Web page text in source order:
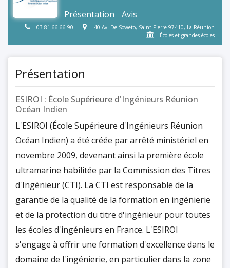
Présentation Avis
03 81 66 66 90
40 Av. De Soweto, Saint-Pierre 97410, La Réunion
Écoles et grandes écoles
Présentation
ESIROI : École Supérieure d'Ingénieurs Réunion
Océan Indien
L'ESIROI (École Supérieure d'Ingénieurs Réunion
Océan Indien) a été créée par arrêté ministériel en
novembre 2009, devenant ainsi la première école
ultramarine habilitée par la Commission des Titres
d'Ingénieur (CTI). La CTI est responsable de la
garantie de la qualité de la formation en ingénierie
et de la protection du titre d'ingénieur pour toutes
les écoles d'ingénieurs en France. L'ESIROI
s'engage à offrir une formation d'excellence dans le
domaine de l'ingénierie, en particulier dans la zone